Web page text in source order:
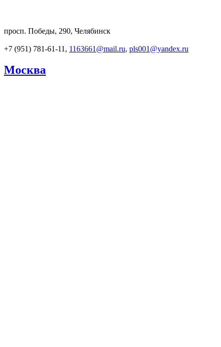
просп. Победы, 290, Челябинск
+7 (951) 781-61-11, 1163661@mail.ru, pls001@yandex.ru
Москва